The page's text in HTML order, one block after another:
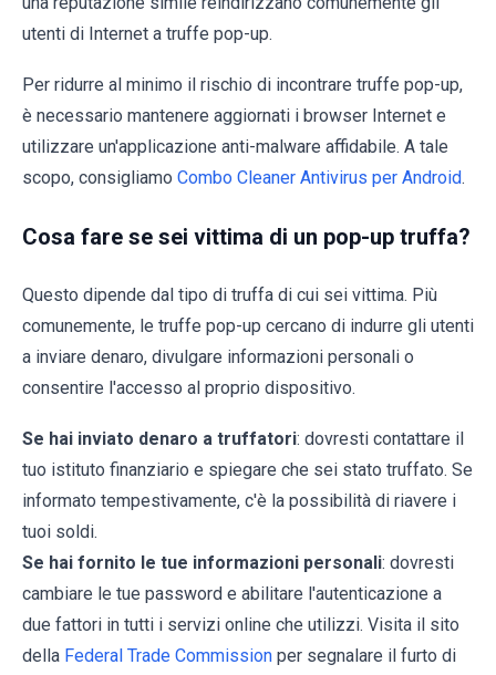
utenti di Internet a truffe pop-up.
Per ridurre al minimo il rischio di incontrare truffe pop-up,
è necessario mantenere aggiornati i browser Internet e
utilizzare un'applicazione anti-malware affidabile. A tale
scopo, consigliamo Combo Cleaner Antivirus per Android.
Cosa fare se sei vittima di un pop-up truffa?
Questo dipende dal tipo di truffa di cui sei vittima. Più
comunemente, le truffe pop-up cercano di indurre gli utenti
a inviare denaro, divulgare informazioni personali o
consentire l'accesso al proprio dispositivo.
Se hai inviato denaro a truffatori: dovresti contattare il
tuo istituto finanziario e spiegare che sei stato truffato. Se
informato tempestivamente, c'è la possibilità di riavere i
tuoi soldi.
Se hai fornito le tue informazioni personali: dovresti
cambiare le tue password e abilitare l'autenticazione a
due fattori in tutti i servizi online che utilizzi. Visita il sito
della Federal Trade Commission per segnalare il furto di